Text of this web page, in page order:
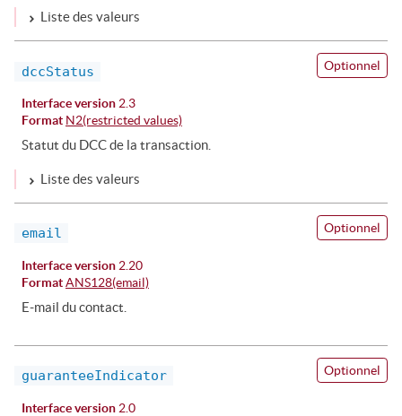
Liste des valeurs
dccStatus Optionnel
Interface version 2.3
Format N2(restricted values)
Statut du DCC de la transaction.
Liste des valeurs
email Optionnel
Interface version 2.20
Format ANS128(email)
E-mail du contact.
guaranteeIndicator Optionnel
Interface version 2.0